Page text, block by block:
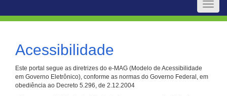
Toggle
Acessibilidade
Este portal segue as diretrizes do e-MAG (Modelo de Acessibilidade
em Governo Eletrônico), conforme as normas do Governo Federal, em
obediência ao Decreto 5.296, de 2.12.2004